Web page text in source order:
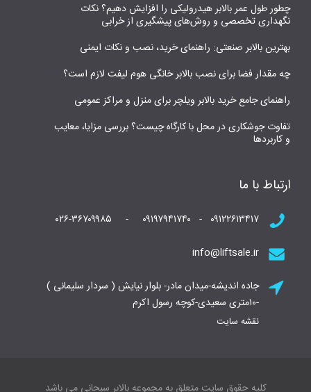
چطور طول عمر بالابر هیدرولیکی را افزایش دهیم؟ نکات
نگهداری تخصصی و روش‌های پیشگیری از خرابی
بهترین بالابر صنعتی: راهنمای خرید، نصب و نکات ایمنی
چه مقدار فضا برای نصب بالابر خانگی هوم لیفت لازم است؟
راهنمای جامع خرید بالابر ویلچر برای منزل و مراکز عمومی
تفاوت جوشکاری در محل با کارگاه چیست؟ بررسی مزایا، معایب
و کاربردها
ارتباط با ما
۰۹۱۲۲۶۱۳۴۱۷ - ۰۹۱۹۷۹۴۱۷۴۰ - ۰۲۶-۳۶۷۰۹۹۸۵
info@liftsale.ir
جاده اندیشه-میدان مادر- بلوار نیایش ( سردار سلیمانی )
-۱۰متری سعیدی-کوچه رسول اکرم
نقشه سایت
کلیه حقوق سایت متعلق به مجموعه بالابر سبحانی می باشد